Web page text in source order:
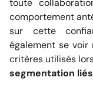
toute
comportement
sur cette
également se voir
critères utilisés
segmentation